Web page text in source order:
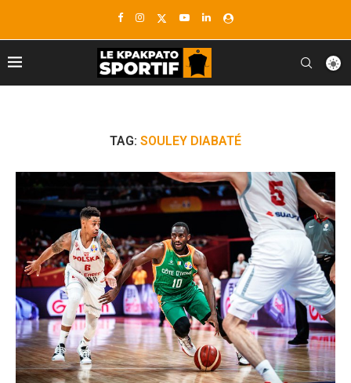
TAG: SOULEY DIABATÉ